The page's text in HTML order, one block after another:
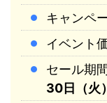
キャンペ
イベント
セール期
30日（火